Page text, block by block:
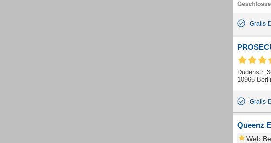
Gratis-
Dudenstr.
10965
Gratis-
Queenz
Web